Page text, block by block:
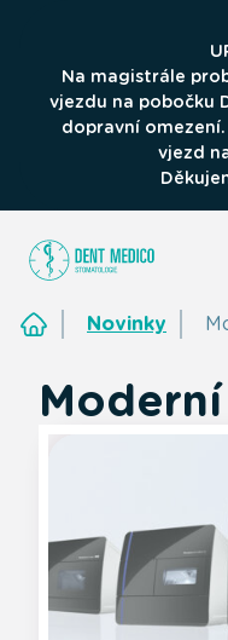
Na magistrále
vjezdu na pobočku
dopravní
vjezd
Novinky